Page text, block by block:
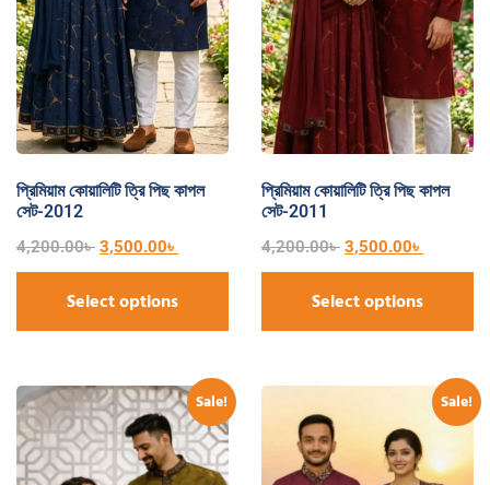
প্রিমিয়াম কোয়ালিটি ত্রি পিছ কাপল
সেট-2012
4,200.00৳ 3,500.00৳
Select options
প্রিমিয়াম কোয়ালিটি ত্রি পিছ কাপল
সেট-2011
4,200.00৳ 3,500.00৳
Select options
Sale! Sale!